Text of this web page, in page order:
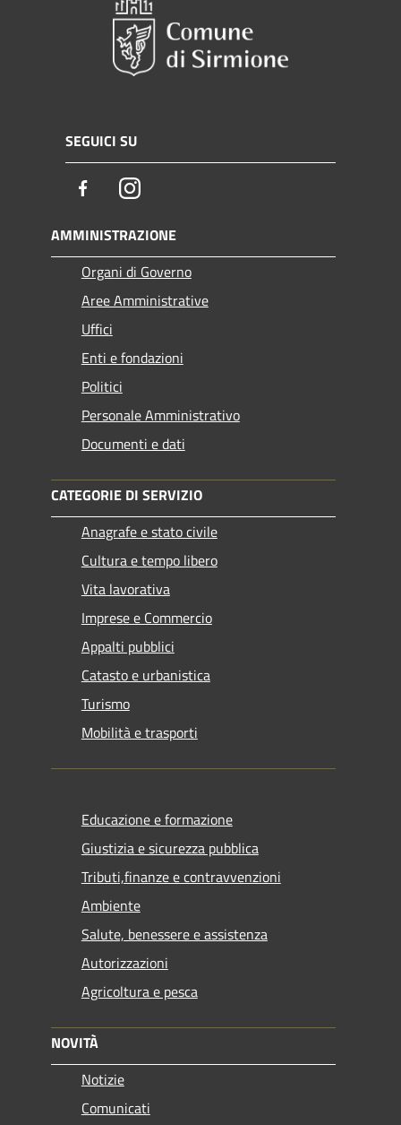
SEGUICI SU
FacebookInstagram
AMMINISTRAZIONE
Organi di Governo
Aree Amministrative
Uffici
Enti e fondazioni
Politici
Personale Amministrativo
Documenti e dati
CATEGORIE DI SERVIZIO
Anagrafe e stato civile
Cultura e tempo libero
Vita lavorativa
Imprese e Commercio
Appalti pubblici
Catasto e urbanistica
Turismo
Mobilità e trasporti
Educazione e formazione
Giustizia e sicurezza pubblica
Tributi,finanze e contravvenzioni
Ambiente
Salute, benessere e assistenza
Autorizzazioni
Agricoltura e pesca
NOVITÀ
Notizie
Comunicati